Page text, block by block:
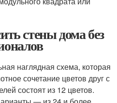
стены дома без
наглядная схема, которая
сочетание цветов друг с
состоят из 12 цветов.